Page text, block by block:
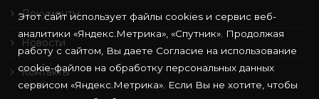
Документы
Новости
Контакты
Этот сайт использует файлы cookies и сервис веб-
аналитики «Яндекс.Метрика», «Спутник». Продолжая
работу с сайтом, Вы даете Согласие на использование
cookie-файлов на обработку персональных данных
сервисом «Яндекс.Метрика». Если Вы не хотите, чтобы